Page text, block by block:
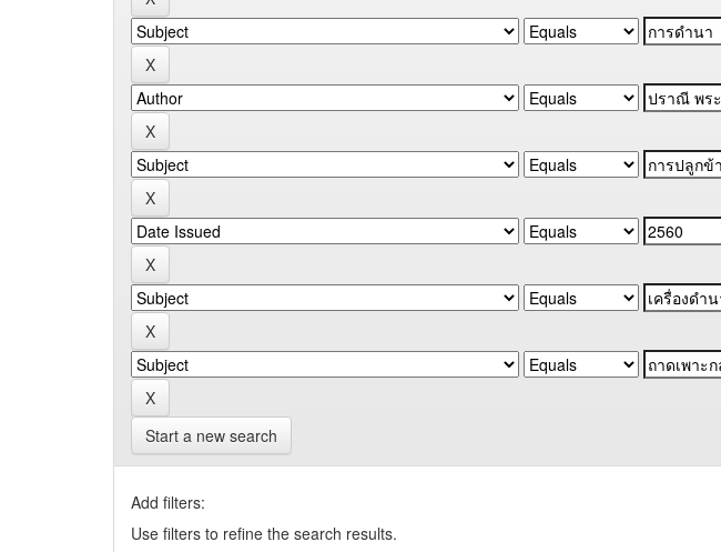
Start a new search
Add filters:
Use filters to refine the search results.